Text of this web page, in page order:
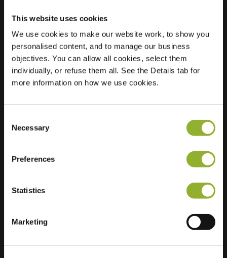
This website uses cookies
We use cookies to make our website work, to show you
personalised content, and to manage our business
objectives. You can allow all cookies, select them
individually, or refuse them all. See the Details tab for
more information on how we use cookies.
Selection
Necessary
Preferences
Statistics
Marketing
Locatie
Groenlaan 20
9255 Buggenhout
België
Regular Charging
Extra informatie